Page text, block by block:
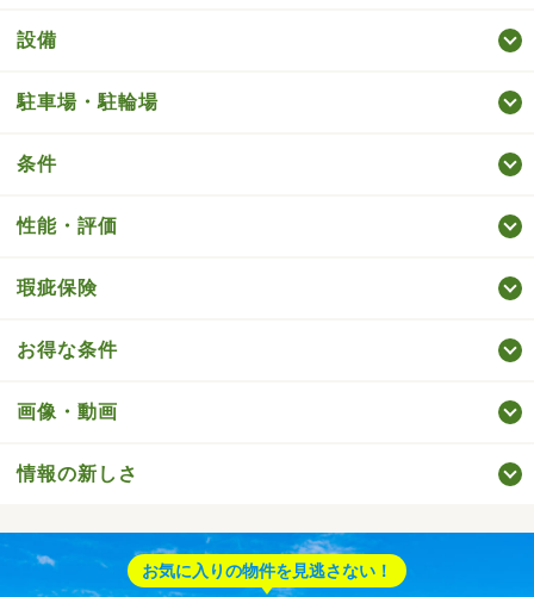
設備
駐車場・駐輪場
条件
性能・評価
瑕疵保険
お得な条件
画像・動画
情報の新しさ
お気に入りの物件を見逃さない！